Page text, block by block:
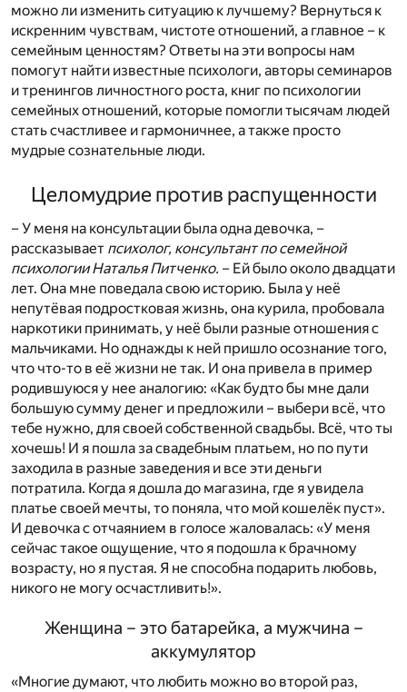
можно ли изменить ситуацию к лучшему? Вернуться к
искренним чувствам, чистоте отношений, а главное – к
семейным ценностям? Ответы на эти вопросы нам
помогут найти известные психологи, авторы семинаров
и тренингов личностного роста, книг по психологии
семейных отношений, которые помогли тысячам людей
стать счастливее и гармоничнее, а также просто
мудрые сознательные люди.
Целомудрие против распущенности
– У меня на консультации была одна девочка, –
рассказывает психолог, консультант по семейной
психологии Наталья Питченко. – Ей было около двадцати
лет. Она мне поведала свою историю. Была у неё
непутёвая подростковая жизнь, она курила, пробовала
наркотики принимать, у неё были разные отношения с
мальчиками. Но однажды к ней пришло осознание того,
что что-то в её жизни не так. И она привела в пример
родившуюся у нее аналогию: «Как будто бы мне дали
большую сумму денег и предложили – выбери всё, что
тебе нужно, для своей собственной свадьбы. Всё, что ты
хочешь! И я пошла за свадебным платьем, но по пути
заходила в разные заведения и все эти деньги
потратила. Когда я дошла до магазина, где я увидела
платье своей мечты, то поняла, что мой кошелёк пуст».
И девочка с отчаянием в голосе жаловалась: «У меня
сейчас такое ощущение, что я подошла к брачному
возрасту, но я пустая. Я не способна подарить любовь,
никого не могу осчастливить!».
Женщина – это батарейка, а мужчина –
аккумулятор
«Многие думают, что любить можно во второй раз,